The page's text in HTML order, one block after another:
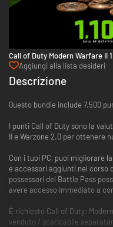
Call of Duty Modern Warfare II
Punti - Xbox One & Xbox Series
Aggiungi alla lista desideri
Descrizione
Questo bundle include 7.500
I punti Call of Duty sono la
II e Warzone 2.0 per ottenere
Con i tuoi PC, puoi migliorare
e accessori aggiunti nel corso
possessori del Battle Pass
avere accesso immediato a
È richiesto Call of Duty:
venduto / scaricabile